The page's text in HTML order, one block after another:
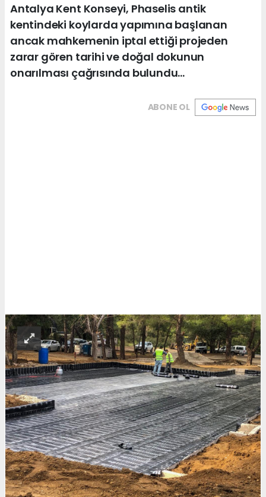
Antalya Kent Konseyi, Phaselis antik
kentindeki koylarda yapımına başlanan
ancak mahkemenin iptal ettiği projeden
zarar gören tarihi ve doğal dokunun
onarılması çağrısında bulundu…
ABONE OL